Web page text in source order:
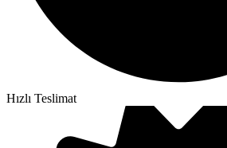
Hızlı Teslimat